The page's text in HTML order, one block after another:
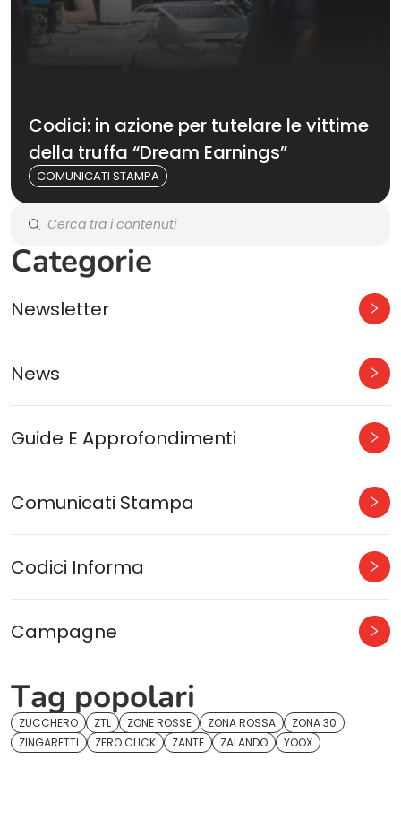
Codici: in azione per tutelare le vittime
della truffa “Dream Earnings”
COMUNICATI STAMPA
Categorie
Newsletter
News
Guide E Approfondimenti
Comunicati Stampa
Codici Informa
Campagne
Tag popolari
ZUCCHERO ZTL ZONE ROSSE ZONA ROSSA
ZONA 30
ZINGARETTI
ZERO CLICK ZANTE ZALANDO YOOX